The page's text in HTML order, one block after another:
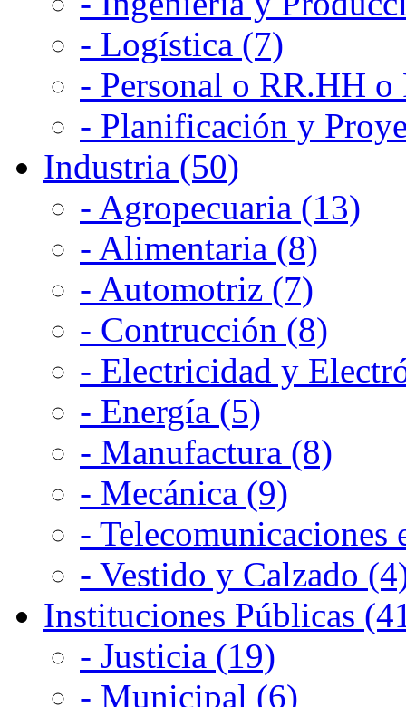
- Logística (7)
- Personal o RR.HH
- Planificación y
Industria (50)
- Agropecuaria (13)
- Alimentaria (8)
- Automotriz (7)
- Contrucción (8)
- Electricidad y
- Energía (5)
- Manufactura (8)
- Mecánica (9)
-
- Vestido y Calzado
Instituciones Públicas
- Justicia (19)
- Municipal (6)